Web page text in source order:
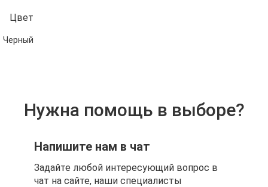
Цвет
Черный
Нужна помощь в выборе?
Напишите нам в чат
Задайте любой интересующий вопрос в
чат на сайте, наши специалисты